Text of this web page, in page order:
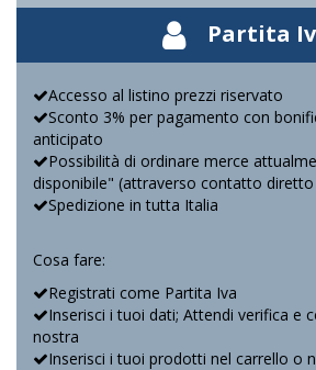
Partita
Accesso al listino prezzi riservato
Sconto 3% per pagamento con
anticipato
Possibilità di ordinare merce
disponibile" (attraverso contatto
Spedizione in tutta Italia
Cosa fare:
Registrati come Partita Iva
Inserisci i tuoi dati; Attendi verifica e
nostra
Inserisci i tuoi prodotti nel carrello o